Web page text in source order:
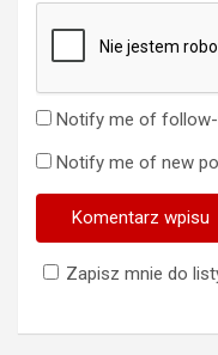
Notify me of
Notify me of new
Zapisz mnie do